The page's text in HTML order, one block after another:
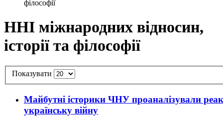
філософії
ННІ міжнародних відносин,
історії та філософії
Показувати
Майбутні історики ЧНУ проаналізували
українську війну